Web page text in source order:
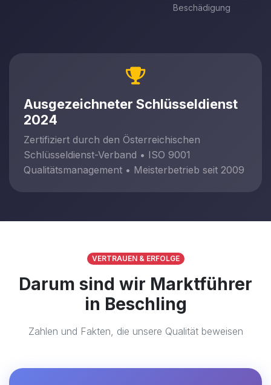
Beschädigung
Ausgezeichneter Schlüsseldienst
2024
Zertifiziert durch den Österreichischen
Schlüsseldienst-Verband • ISO 9001
Qualitätsmanagement • Meisterbetrieb seit 2009
VERTRAUEN & ERFOLGE
Darum sind wir Marktführer
in Beschling
Zahlen und Fakten, die unsere Qualität beweisen